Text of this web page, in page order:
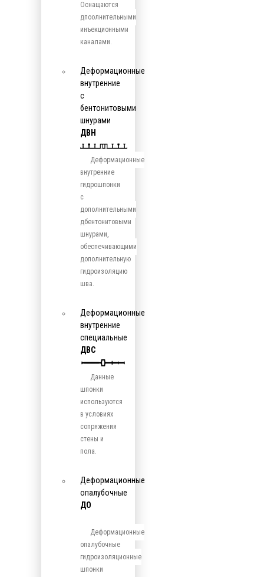
Оснащаются
дпоолнительными
инъекционными
каналами.
Деформационные
внутренние
с
бентонитовыми
шнурами
ДВН
Деформационные
внутренние
гидрошпонки
с
дополнительными
дбентонитовыми
шнурами,
обеспечивающими
дополнительную
гидроизоляцию
шва.
Деформационные
внутренние
специальные
ДВС
Данные
шпонки
используются
в условиях
сопряжения
стены и
пола.
Деформационные
опалубочные
ДО
Деформационные
опалубочные
гидроизоляционные
шпонки